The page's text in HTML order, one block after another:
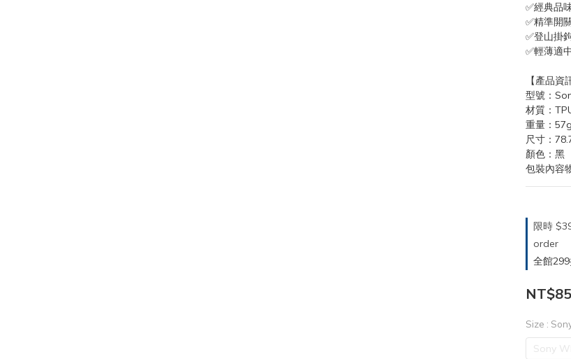
✅經典品
✅精準開
✅登山掛
✅輕薄適
【產品資
型號：
材質：
重量：57g
尺寸：
顏色：黑
包裝內容
限時
order
全館
Size :
Sony